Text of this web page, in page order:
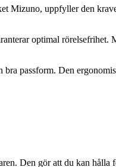
Mizuno, uppfyller den
optimal rörelsefrihet.
passform. Den
Den gör att du kan hålla